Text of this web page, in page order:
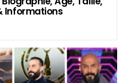
Informations